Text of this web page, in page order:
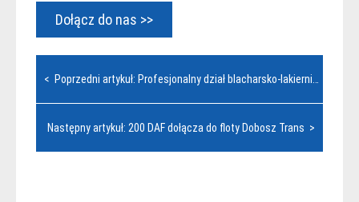
Dołącz do nas >>
Nawigacja
Następny artykuł: 200 DAF dołącza do floty Dobosz Trans >